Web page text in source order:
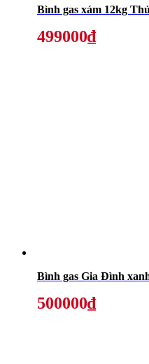
Bình gas xám 12kg
499000₫
Bình gas Gia Đình
500000₫